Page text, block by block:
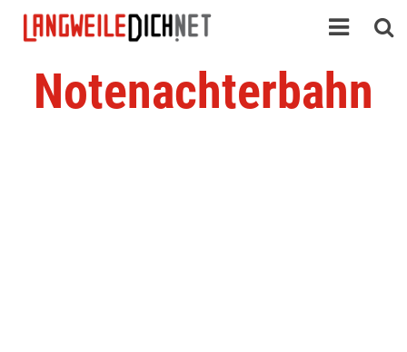
Notenachterbahn